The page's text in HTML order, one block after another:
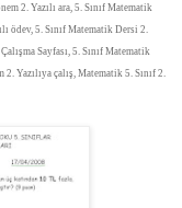
2. Yazılı ara, 5. Sınıf Matematik
ödev, 5. Sınıf Matematik Dersi 2.
Sayfası, 5. Sınıf Matematik
Yazılıya çalış, Matematik 5. Sınıf 2.